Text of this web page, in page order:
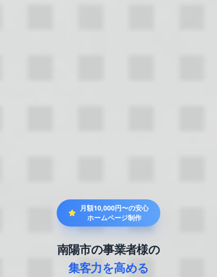
月額10,000円〜の安心
ホームページ制作
南陽市の事業者様の
集客力を高める